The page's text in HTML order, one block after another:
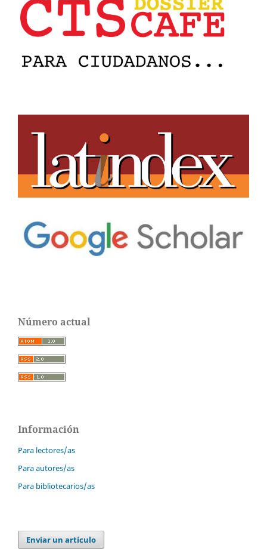
Número actual
Información
Para lectores/as
Para autores/as
Para bibliotecarios/as
Enviar un artículo